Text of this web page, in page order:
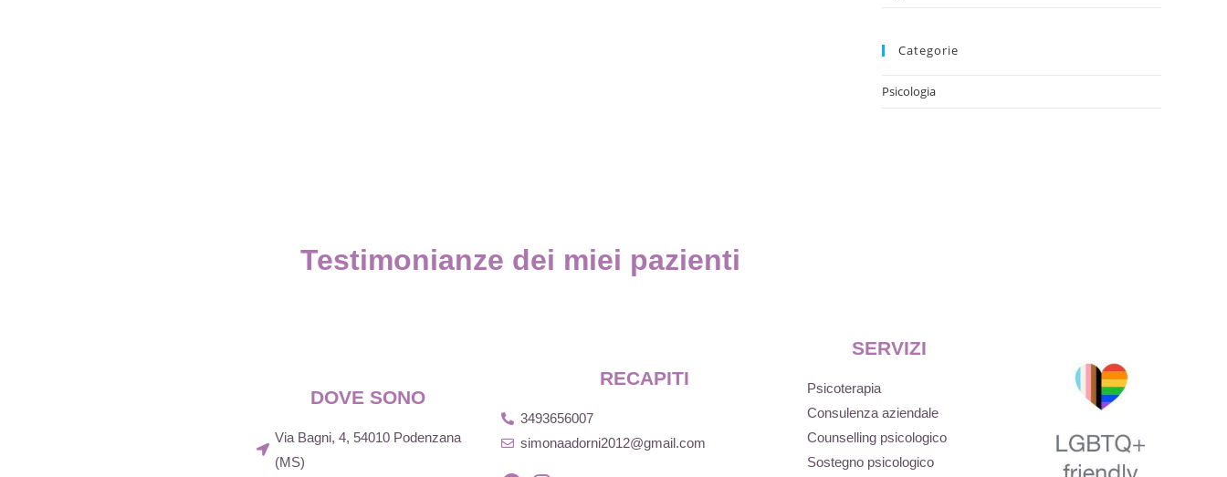
Categorie
Psicologia
Testimonianze dei miei pazienti
DOVE SONO
Via Bagni, 4, 54010 Podenzana
(MS)
RECAPITI
3493656007
simonaadorni2012@gmail.com
SERVIZI
Psicoterapia
Consulenza aziendale
Counselling psicologico
Sostegno psicologico